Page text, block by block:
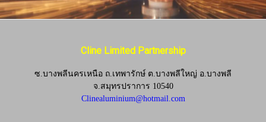
Cline Limited Partnership
ซ.บางพลีนครเหนือ ถ.เทพารักษ์ ต.บางพลีใหญ่ อ.บางพลี
จ.สมุทรปราการ 10540
Clinealuminium@hotmail.com